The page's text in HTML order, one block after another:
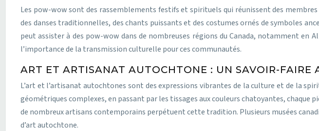
Les pow-wow sont des rassemblements festifs et spirituels qui réunissent des
des danses traditionnelles, des chants puissants et des costumes ornés de symboles
peut assister à des pow-wow dans de nombreuses régions du Canada, notamment en
l’importance de la transmission culturelle pour ces communautés.
ART ET ARTISANAT AUTOCHTONE : UN SAVOIR-FAIRE
L’art et l’artisanat autochtones sont des expressions vibrantes de la culture et de la
géométriques complexes, en passant par les tissages aux couleurs chatoyantes,
de nombreux artisans contemporains perpétuent cette tradition. Plusieurs musées
d’art autochtone.